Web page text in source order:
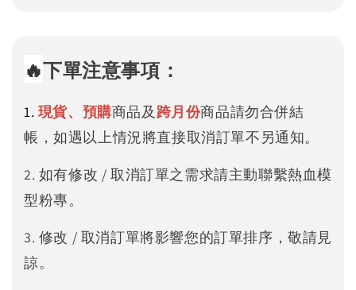
🔥下單注意事項：
1. 現貨、預購商品及 跨月份商品請勿合併結
帳，如遇以上情況將直接取消訂單不另通知。
2. 如有修改 / 取消訂單之需求請主動聯繫熱血模
型粉專。
3. 修改 / 取消訂單將影響您的訂單排序，敬請見
諒。